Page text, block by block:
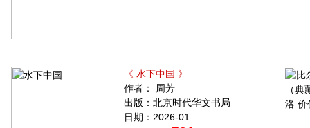
《 水下中国 》
作者： 周芳
出版：北京时代华文书局
日期：2026-01